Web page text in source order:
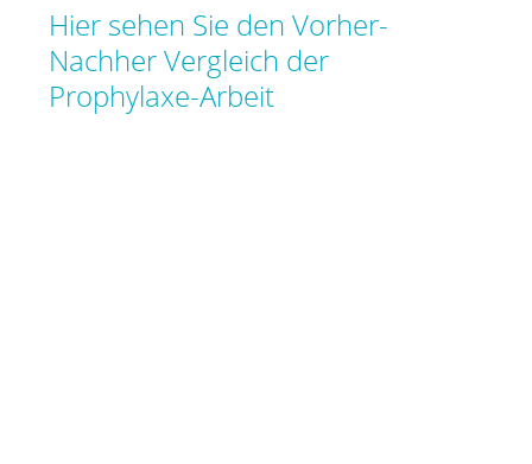
Hier sehen Sie den Vorher-
Nachher Vergleich der
Prophylaxe-Arbeit